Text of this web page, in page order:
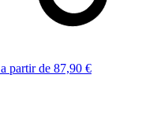
a partir de 87,90 €